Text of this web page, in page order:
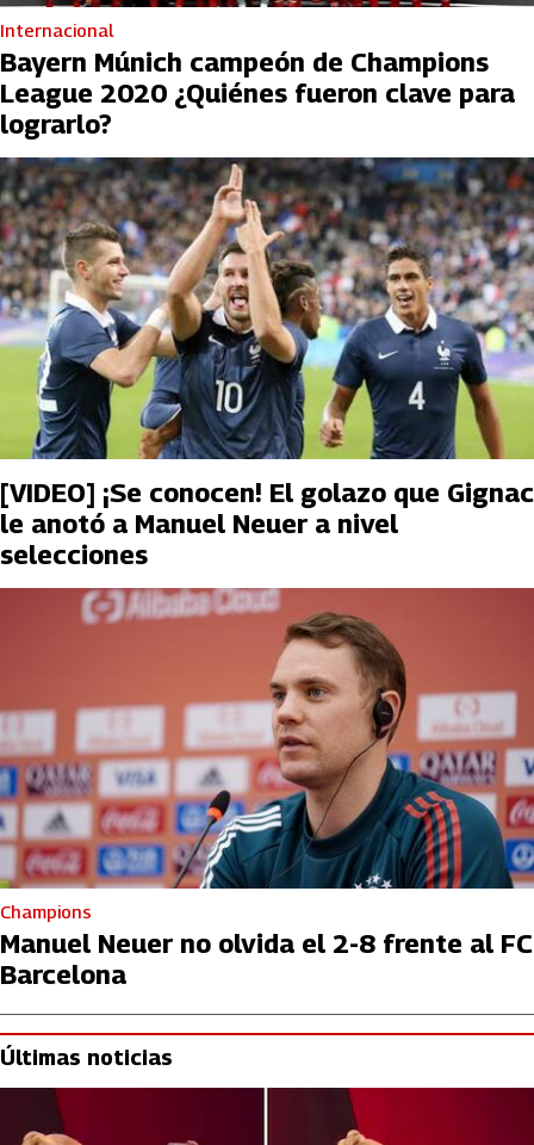
Internacional
Bayern Múnich campeón de Champions
League 2020 ¿Quiénes fueron clave para
lograrlo?
[VIDEO] ¡Se conocen! El golazo que Gignac
le anotó a Manuel Neuer a nivel
selecciones
Champions
Manuel Neuer no olvida el 2-8 frente al FC
Barcelona
Últimas noticias